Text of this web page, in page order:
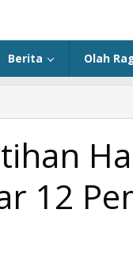
Berita Olah
12